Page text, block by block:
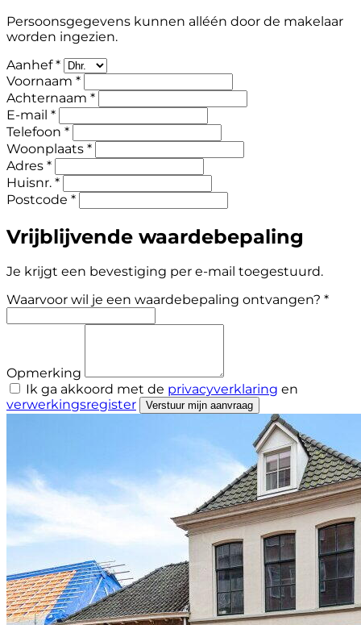
Persoonsgegevens kunnen alléén door de makelaar
worden ingezien.
Aanhef *
Voornaam *
Achternaam *
E-mail *
Telefoon *
Woonplaats *
Adres *
Huisnr. *
Postcode *
Vrijblijvende waardebepaling
Je krijgt een bevestiging per e-mail toegestuurd.
Waarvoor wil je een waardebepaling ontvangen? *
Opmerking
Ik ga akkoord met de privacyverklaring en
verwerkingsregister
Verstuur mijn aanvraag